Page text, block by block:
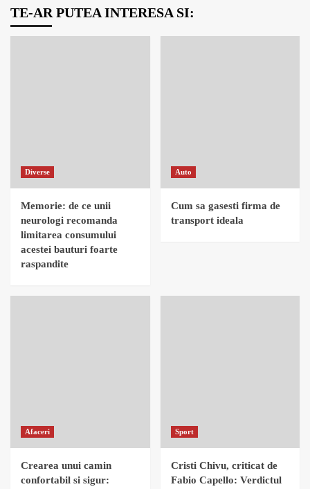
TE-AR PUTEA INTERESA SI:
Diverse
Memorie: de ce unii
neurologi recomanda
limitarea consumului
acestei bauturi foarte
raspandite
Auto
Cum sa gasesti firma de
transport ideala
Afaceri
Crearea unui camin
confortabil si sigur:
Sport
Cristi Chivu, criticat de
Fabio Capello: Verdictul